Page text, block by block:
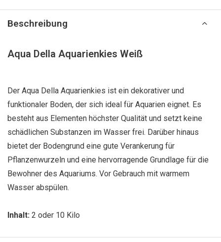
Beschreibung
Aqua Della Aquarienkies Weiß
Der Aqua Della Aquarienkies ist ein dekorativer und
funktionaler Boden, der sich ideal für Aquarien eignet. Es
besteht aus Elementen höchster Qualität und setzt keine
schädlichen Substanzen im Wasser frei. Darüber hinaus
bietet der Bodengrund eine gute Verankerung für
Pflanzenwurzeln und eine hervorragende Grundlage für die
Bewohner des Aquariums. Vor Gebrauch mit warmem
Wasser abspülen.
Inhalt: 2 oder 10 Kilo